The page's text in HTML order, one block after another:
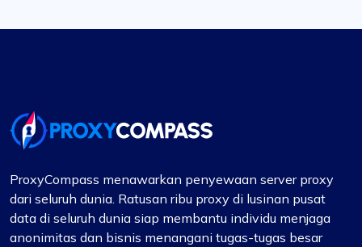
ProxyCompass menawarkan penyewaan server proxy
dari seluruh dunia. Ratusan ribu proxy di lusinan pusat
data di seluruh dunia siap membantu individu menjaga
anonimitas dan bisnis menangani tugas-tugas besar